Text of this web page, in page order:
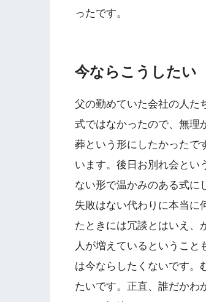
ったです。
今ならこうしたい
父の勤めていた会社の人た
式ではなかったので、無理
葬という形にしたかったで
います。後日お別れ会とい
ない形で温かみのある式に
失敗はない代わりに本当に
たときには冗談とはいえ、
人が増えているというこ
は今ならしたくないです。
たいです。正直、誰だかわ